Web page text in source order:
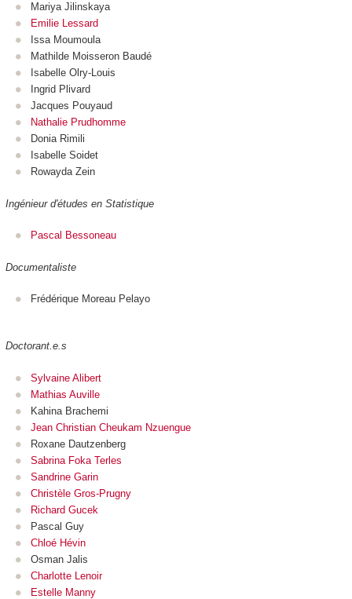
Mariya Jilinskaya
Emilie Lessard
Issa Moumoula
Mathilde Moisseron Baudé
Isabelle Olry-Louis
Ingrid Plivard
Jacques Pouyaud
Nathalie Prudhomme
Donia Rimili
Isabelle Soidet
Rowayda Zein
Ingénieur d'études en Statistique
Pascal Bessoneau
Documentaliste
Frédérique Moreau Pelayo
Doctorant.e.s
Sylvaine Alibert
Mathias Auville
Kahina Brachemi
Jean Christian Cheukam Nzuengue
Roxane Dautzenberg
Sabrina Foka Terles
Sandrine Garin
Christèle Gros-Prugny
Richard Gucek
Pascal Guy
Chloé Hévin
Osman Jalis
Charlotte Lenoir
Estelle Manny